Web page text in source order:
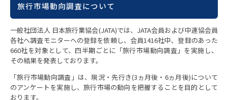
旅行市場動向調査について
一般社団法人 日本旅行業協会(JATA)では、JATA会員および中連協会員
各社へ調査モニターへの登録を依頼し、会員1416社中、登録のあった
660社を対象として、四半期ごとに「旅行市場動向調査」を実施し、
その結果を発表しております。
「旅行市場動向調査」は、現況・先行き(3ヵ月後・6ヵ月後)について
のアンケートを実施し、旅行市場の動向を把握することを目的として
おります。